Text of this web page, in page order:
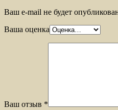
Ваш e-mail не будет
Ваша оценка
Ваш отзыв *